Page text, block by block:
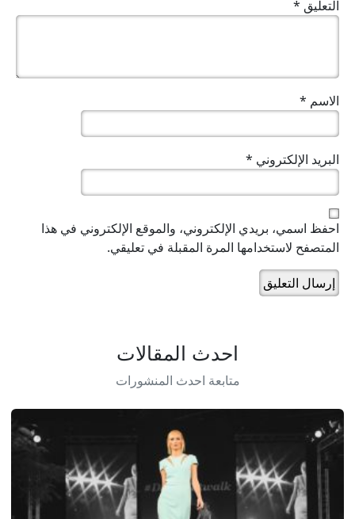
التعليق *
الاسم *
البريد الإلكتروني *
احفظ اسمي، بريدي الإلكتروني، والموقع الإلكتروني في هذا
المتصفح لاستخدامها المرة المقبلة في تعليقي.
احدث المقالات
متابعة احدث المنشورات